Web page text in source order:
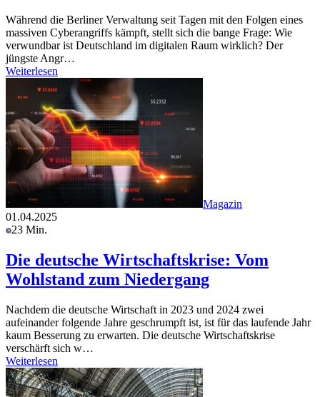
Während die Berliner Verwaltung seit Tagen mit den Folgen eines
massiven Cyberangriffs kämpft, stellt sich die bange Frage: Wie
verwundbar ist Deutschland im digitalen Raum wirklich? Der
jüngste Angr…
Weiterlesen
Magazin
01.04.2025
23 Min.
Die deutsche Wirtschaftskrise: Vom
Wohlstand zum Niedergang
Nachdem die deutsche Wirtschaft in 2023 und 2024 zwei
aufeinander folgende Jahre geschrumpft ist, ist für das laufende Jahr
kaum Besserung zu erwarten. Die deutsche Wirtschaftskrise
verschärft sich w…
Weiterlesen